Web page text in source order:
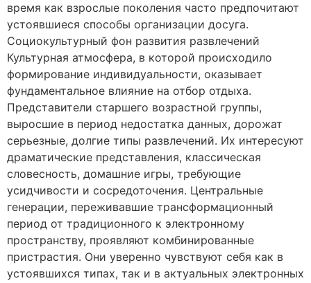
время как взрослые поколения часто предпочитают
устоявшиеся способы организации досуга.
Социокультурный фон развития развлечений
Культурная атмосфера, в которой происходило
формирование индивидуальности, оказывает
фундаментальное влияние на отбор отдыха.
Представители старшего возрастной группы,
выросшие в период недостатка данных, дорожат
серьезные, долгие типы развлечений. Их интересуют
драматические представления, классическая
словесность, домашние игры, требующие
усидчивости и сосредоточения. Центральные
генерации, переживавшие трансформационный
период от традиционного к электронному
пространству, проявляют комбинированные
пристрастия. Они уверенно чувствуют себя как в
устоявшихся типах, так и в актуальных электронных